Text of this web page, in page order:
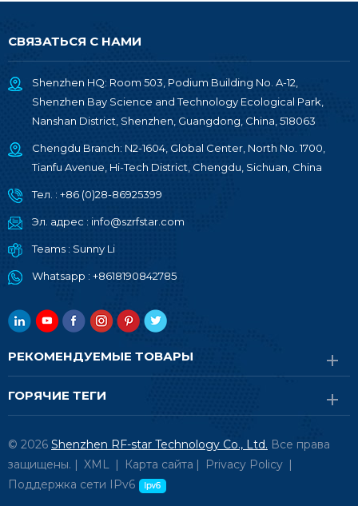
СВЯЗАТЬСЯ С НАМИ
Shenzhen HQ: Room 503, Podium Building No. A-12,
Shenzhen Bay Science and Technology Ecological Park,
Nanshan District, Shenzhen, Guangdong, China, 518063
Chengdu Branch: N2-1604, Global Center, North No. 1700,
Tianfu Avenue, Hi-Tech District, Chengdu, Sichuan, China
Тел. : +86 (0)28-86925399
Эл. адрес : info@szrfstar.com
Teams : Sunny Li
Whatsapp : +8618190842785
РЕКОМЕНДУЕМЫЕ ТОВАРЫ
ГОРЯЧИЕ ТЕГИ
© 2026 Shenzhen RF-star Technology Co., Ltd. Все права
защищены. | XML | Карта сайта | Privacy Policy |
Поддержка сети IPv6